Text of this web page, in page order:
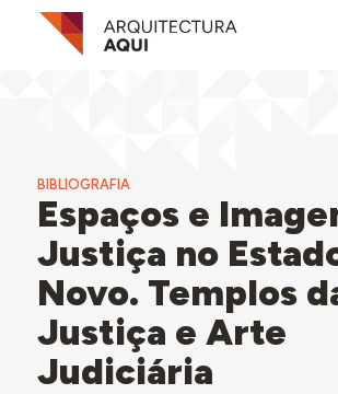
BIBLIOGRAFIA
Espaços e
Justiça no
Novo. Templos
Justiça e Arte
Judiciária